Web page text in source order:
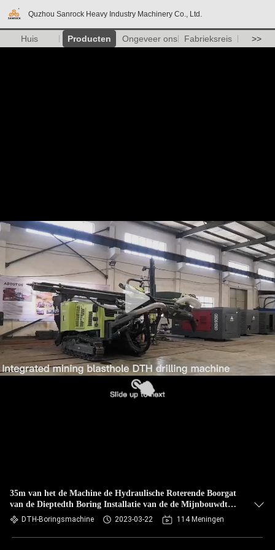
Quzhou Sanrock Heavy Industry Machinery Co., Ltd.
Huis Producten Ongeveer ons Fabrieksreis >>
35m van het de Machine de Hydraulische Roterende Boorgat
van de Dieptedth Boring Installatie van de de Mijnbouwdth
BoringDTH-Boringsmachine 2023-03-22 114 Meningen